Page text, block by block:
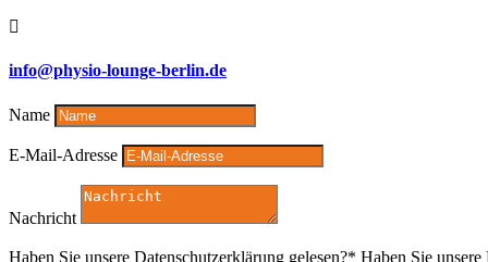

info@physio-lounge-berlin.de
Name
E-Mail-Adresse
Nachricht
Haben Sie unsere Datenschutzerklärung gelesen?* Haben Sie